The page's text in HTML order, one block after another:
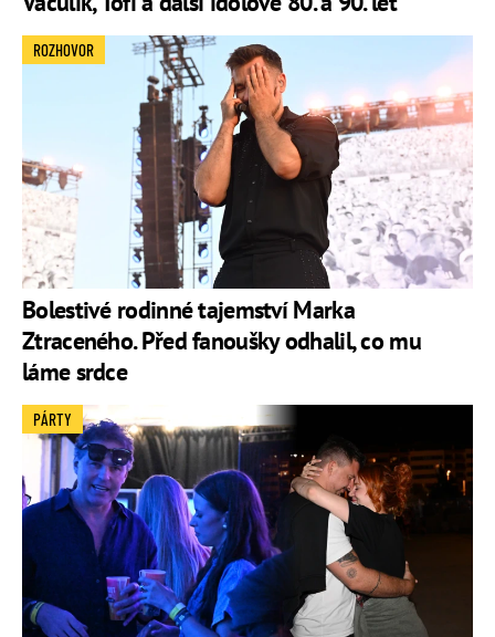
Bolestivé rodinné tajemství Marka
Ztraceného. Před fanoušky odhalil, co mu
láme srdce
ROZHOVOR
PÁRTY